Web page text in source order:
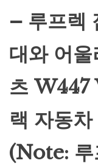
– 루프렉
대와 어
츠 W447
랙 자동
(Note: 루